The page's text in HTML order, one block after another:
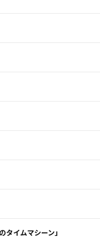
タイムマシーン」